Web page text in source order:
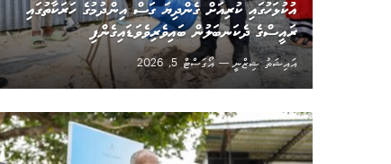
އުކުޅަހުގައި ކުރިއަށް ގެންދިޔަ ގަސް އިންދުމުގެ ހަރަކާތުގައި
ރައީސްގެ ދެކަނބަލުން ބައިވެރިވެވަޑައިގެންފި
އައިޝަތު ޝިޒްނީ
އޯގަސްޓް 5, 2026